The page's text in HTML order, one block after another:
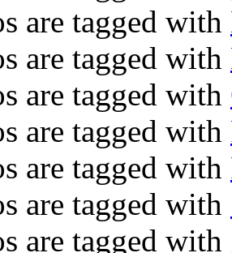
are tagged with
are tagged with
are tagged with
are tagged with
are tagged with
are tagged with
are tagged with